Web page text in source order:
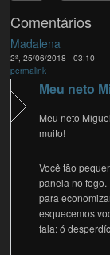
Comentários
Madalena
2ª, 25/06/2018 - 03:10
permalink
Meu neto
Meu neto
muito!
Você tão
panela no
para
esquecemos
fala: ó